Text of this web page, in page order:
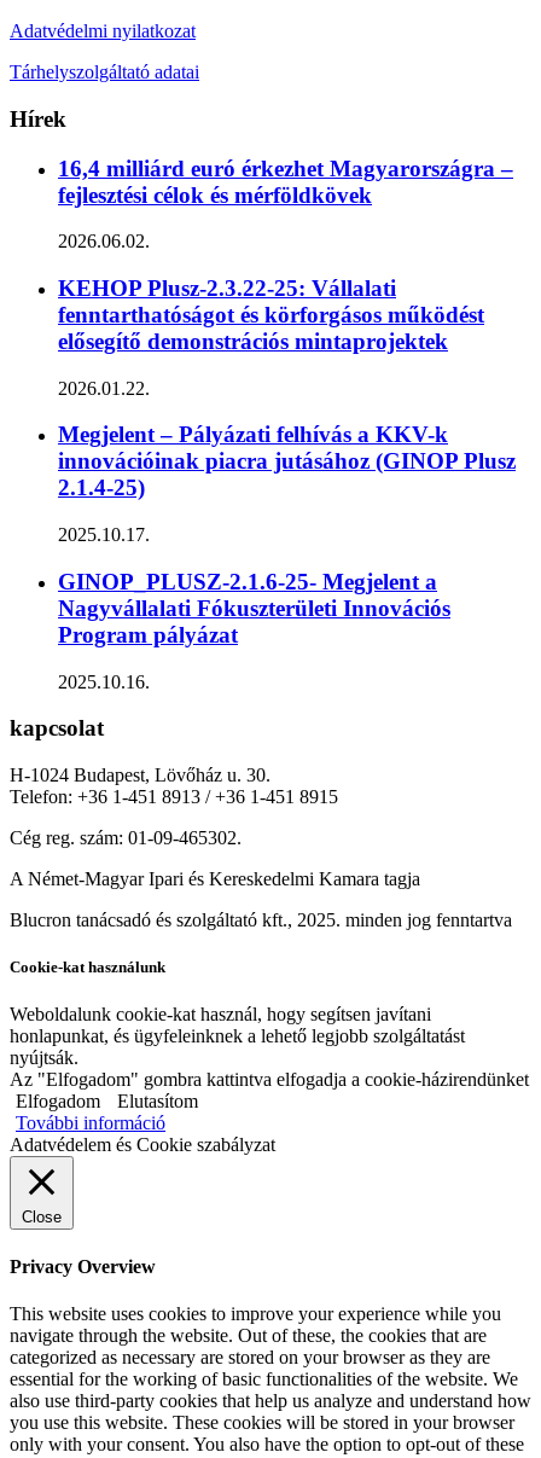
Adatvédelmi nyilatkozat
Tárhelyszolgáltató adatai
Hírek
16,4 milliárd euró érkezhet Magyarországra –
fejlesztési célok és mérföldkövek
2026.06.02.
KEHOP Plusz-2.3.22-25: Vállalati
fenntarthatóságot és körforgásos működést
elősegítő demonstrációs mintaprojektek
2026.01.22.
Megjelent – Pályázati felhívás a KKV-k
innovációinak piacra jutásához (GINOP Plusz
2.1.4-25)
2025.10.17.
GINOP_PLUSZ-2.1.6-25- Megjelent a
Nagyvállalati Fókuszterületi Innovációs
Program pályázat
2025.10.16.
kapcsolat
H-1024 Budapest, Lövőház u. 30.
Telefon: +36 1-451 8913 / +36 1-451 8915
Cég reg. szám: 01-09-465302.
A Német-Magyar Ipari és Kereskedelmi Kamara tagja
Blucron tanácsadó és szolgáltató kft., 2025. minden jog fenntartva
Cookie-kat használunk
Weboldalunk cookie-kat használ, hogy segítsen javítani
honlapunkat, és ügyfeleinknek a lehető legjobb szolgáltatást
nyújtsák.
Az "Elfogadom" gombra kattintva elfogadja a cookie-házirendünket
Elfogadom
Elutasítom
További információ
Adatvédelem és Cookie szabályzat
Close
Privacy Overview
This website uses cookies to improve your experience while you
navigate through the website. Out of these, the cookies that are
categorized as necessary are stored on your browser as they are
essential for the working of basic functionalities of the website. We
also use third-party cookies that help us analyze and understand how
you use this website. These cookies will be stored in your browser
only with your consent. You also have the option to opt-out of these